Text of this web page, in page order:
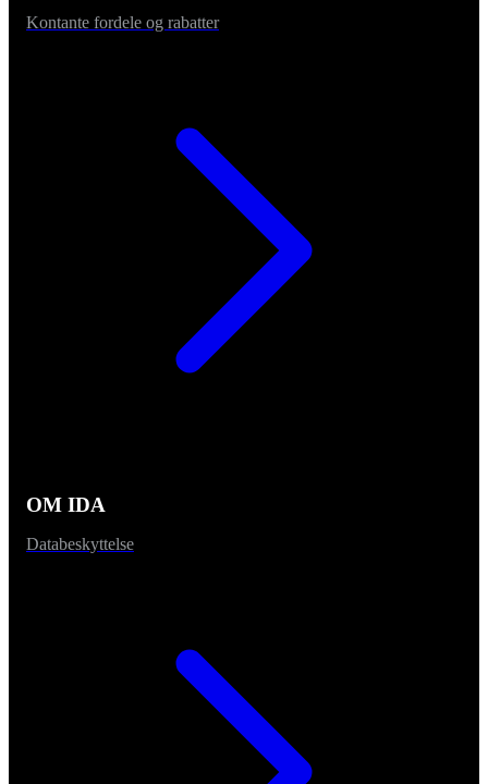
Kontante fordele og rabatter
OM IDA
Databeskyttelse